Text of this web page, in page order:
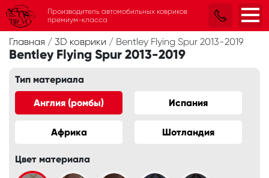
Главная / 3D коврики / Bentley Flying Spur 2013-2019
Bentley Flying Spur 2013-2019
Тип материала
Англия (ромбы) Испания
Африка Шотландия
Цвет материала
Производитель автомобильных ковриков
премиум-класса